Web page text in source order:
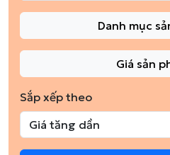
Danh mục
Giá sản
Sắp xếp theo